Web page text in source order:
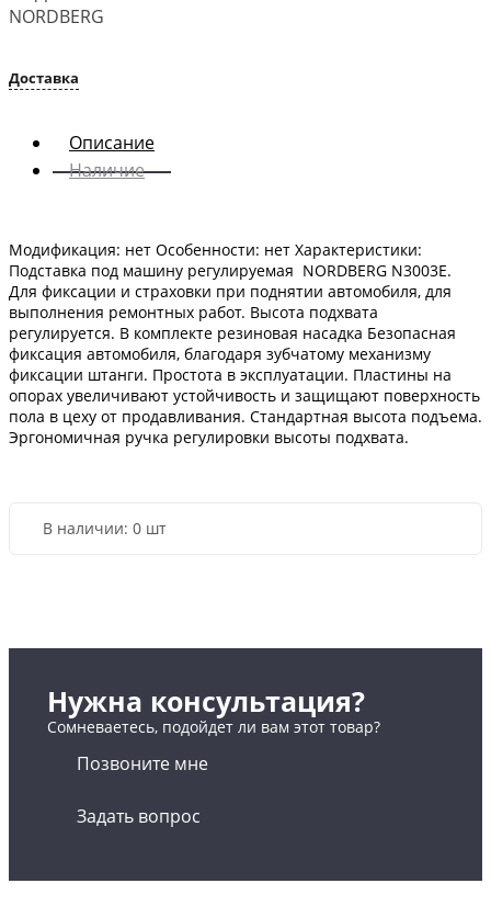
NORDBERG
Доставка
Описание
Наличие
Модификация: нет Особенности: нет Характеристики:
Подставка под машину регулируемая NORDBERG N3003E.
Для фиксации и страховки при поднятии автомобиля, для
выполнения ремонтных работ. Высота подхвата
регулируется. В комплекте резиновая насадка Безопасная
фиксация автомобиля, благодаря зубчатому механизму
фиксации штанги. Простота в эксплуатации. Пластины на
опорах увеличивают устойчивость и защищают поверхность
пола в цеху от продавливания. Стандартная высота подъема.
Эргономичная ручка регулировки высоты подхвата.
В наличии: 0 шт
Нужна консультация?
Сомневаетесь, подойдет ли вам этот товар?
Позвоните мне
Задать вопрос